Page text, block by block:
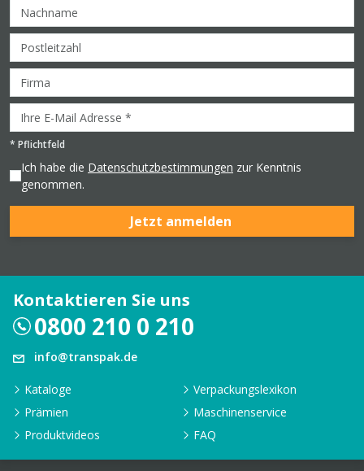
* Pflichtfeld
Ich habe die Datenschutzbestimmungen zur Kenntnis
genommen.
Jetzt anmelden
Kontaktieren Sie uns
0800 210 0 210
info@transpak.de
Kataloge
Verpackungslexikon
Prämien
Maschinenservice
Produktvideos
FAQ